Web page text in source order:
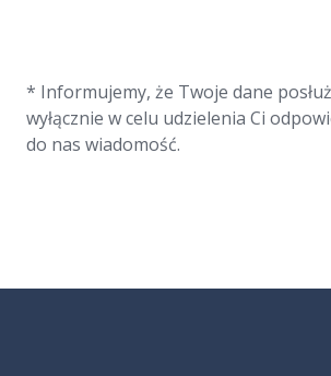
* Informujemy, że Twoje dane
wyłącznie w celu udzielenia Ci
do nas wiadomość.